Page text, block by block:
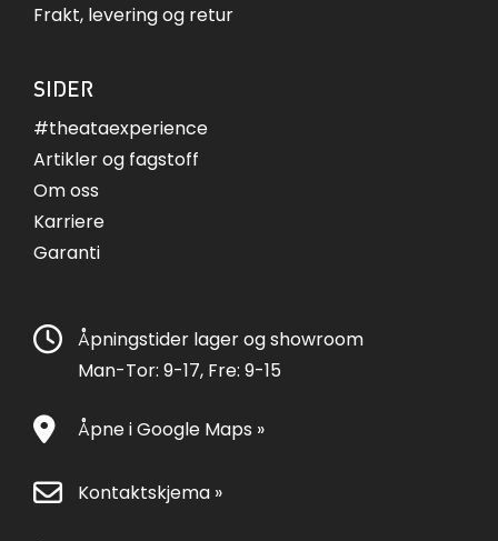
Frakt, levering og retur
SIDER
#theataexperience
Artikler og fagstoff
Om oss
Karriere
Garanti
Åpningstider lager og showroom
Man-Tor: 9-17, Fre: 9-15
Åpne i Google Maps »
Kontaktskjema »